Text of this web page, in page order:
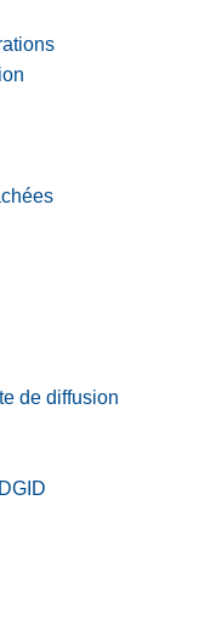
de diffusion